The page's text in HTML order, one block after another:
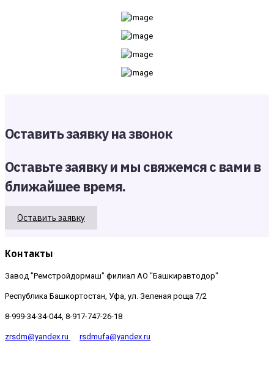
Оставить заявку на звонок
Оставьте заявку и мы свяжемся с вами в
ближайшее время.
Оставить заявку
Контакты
Завод "Ремстройдормаш" филиал АО "Башкиравтодор"
Республика Башкортостан, Уфа, ул. Зеленая роща 7/2
8-999-34-34-044, 8-917-747-26-18
zrsdm@yandex.ru rsdmufa@yandex.ru